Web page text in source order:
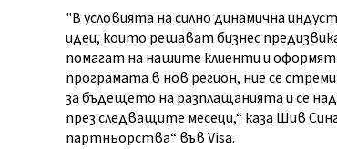
"В условията на силно динамична
идеи, които решават бизнес
помагат на нашите клиенти и
програмата в нов регион, ние се
за бъдещето на разплащанията и се
през следващите месеци,“ каза Шив
партньорства“ във Visa.